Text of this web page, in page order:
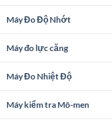
Máy Đo Độ Nhớt
Máy đo lực căng
Máy Đo Nhiệt Độ
Máy kiểm tra Mô-men